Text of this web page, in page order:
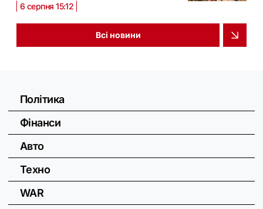
6 серпня 15:12
Всі новини
Політика
Фінанси
Авто
Техно
WAR